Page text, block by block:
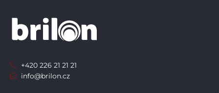
+420 226 21 21 21
info@brilon.cz